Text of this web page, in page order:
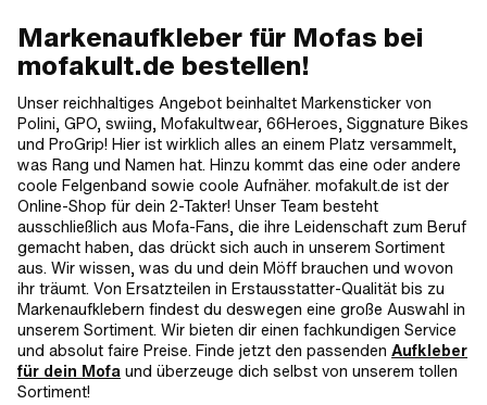
Markenaufkleber für Mofas bei
mofakult.de bestellen!
Unser reichhaltiges Angebot beinhaltet Markensticker von
Polini, GPO, swiing, Mofakultwear, 66Heroes, Siggnature Bikes
und ProGrip! Hier ist wirklich alles an einem Platz versammelt,
was Rang und Namen hat. Hinzu kommt das eine oder andere
coole Felgenband sowie coole Aufnäher. mofakult.de ist der
Online-Shop für dein 2-Takter! Unser Team besteht
ausschließlich aus Mofa-Fans, die ihre Leidenschaft zum Beruf
gemacht haben, das drückt sich auch in unserem Sortiment
aus. Wir wissen, was du und dein Möff brauchen und wovon
ihr träumt. Von Ersatzteilen in Erstausstatter-Qualität bis zu
Markenaufklebern findest du deswegen eine große Auswahl in
unserem Sortiment. Wir bieten dir einen fachkundigen Service
und absolut faire Preise. Finde jetzt den passenden Aufkleber
für dein Mofa und überzeuge dich selbst von unserem tollen
Sortiment!